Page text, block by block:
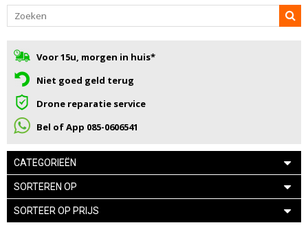
Voor 15u, morgen in huis*
Niet goed geld terug
Drone reparatie service
Bel of App 085-0606541
CATEGORIEËN
SORTEREN OP
SORTEER OP PRIJS